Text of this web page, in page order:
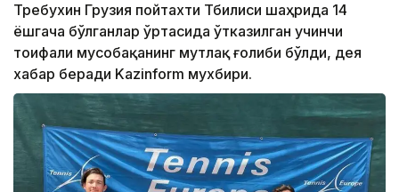
Требухин Грузия пойтахти Тбилиси шаҳрида 14
ёшгача бўлганлар ўртасида ўтказилган учинчи
тоифали мусобақанинг мутлақ ғолиби бўлди, дея
хабар беради Kazinform мухбири.